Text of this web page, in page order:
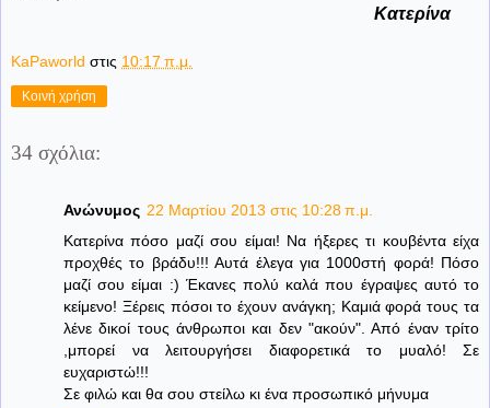
Κατερίνα
KaPaworld στις 10:17 π.μ.
Κοινή χρήση
34 σχόλια:
Ανώνυμος 22 Μαρτίου 2013 στις 10:28 π.μ.
Κατερίνα πόσο μαζί σου είμαι! Να ήξερες τι κουβέντα είχα
προχθές το βράδυ!!! Αυτά έλεγα για 1000στή φορά! Πόσο
μαζί σου είμαι :) Έκανες πολύ καλά που έγραψες αυτό το
κείμενο! Ξέρεις πόσοι το έχουν ανάγκη; Καμιά φορά τους τα
λένε δικοί τους άνθρωποι και δεν "ακούν". Από έναν τρίτο
,μπορεί να λειτουργήσει διαφορετικά το μυαλό! Σε
ευχαριστώ!!!
Σε φιλώ και θα σου στείλω κι ένα προσωπικό μήνυμα